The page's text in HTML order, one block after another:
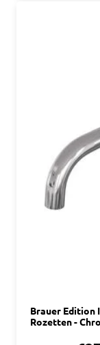
Brauer Edition
Rozetten -